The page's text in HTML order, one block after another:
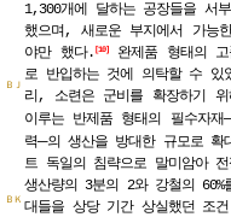
ＢＪ
ＢＫ
1,300개에 달하는 공장들을 서
했으며, 새로운 부지에서 가능
야만 했다. 10 완제품 형태의 고
로 반입하는 것에 의탁할 수 있
리, 소련은 군비를 확장하기 위
이루는 반제품 형태의 필수자재
력─의 생산을 방대한 규모로 확
트 독일의 침략으로 말미암아
생산량의 3분의 2와 강철의 60%
대들을 상당 기간 상실했던 조